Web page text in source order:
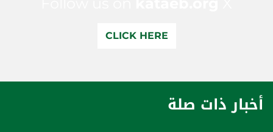
CLICK HERE
أخبار ذات صلة